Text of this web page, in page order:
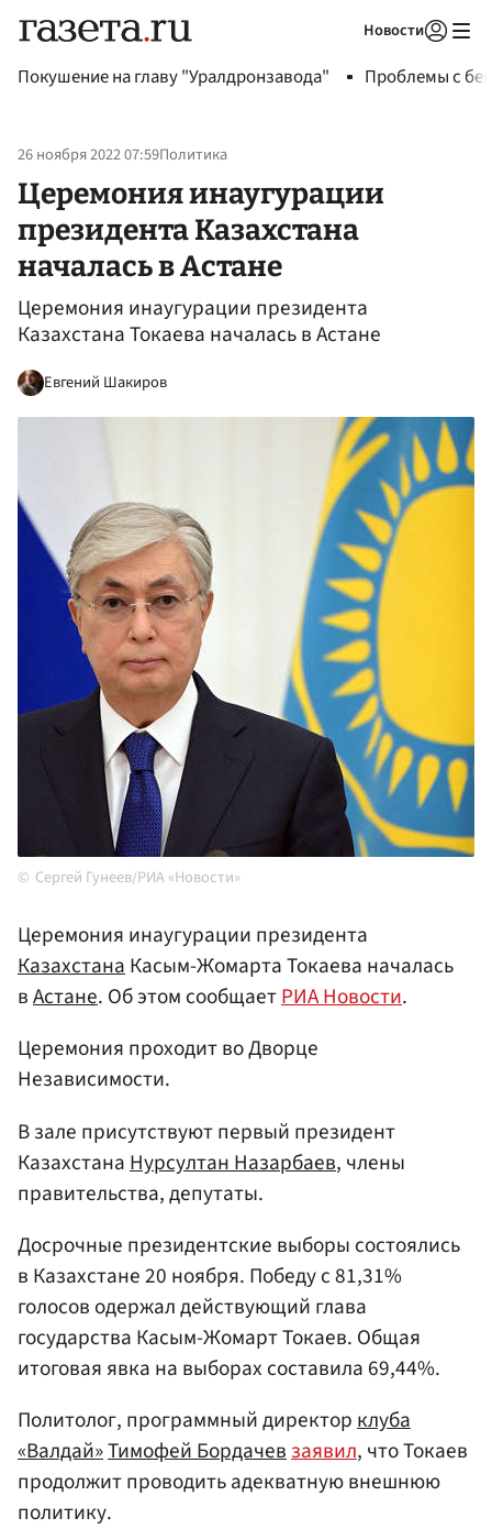
Новости
Покушение на главу "Уралдронзавода" Проблемы с
26 ноября 2022 07:59Политика
Церемония инаугурации
президента Казахстана
началась в Астане
Церемония инаугурации президента
Казахстана Токаева началась в Астане
Евгений Шакиров
Сергей Гунеев/РИА «Новости»
Церемония инаугурации президента
КазахстанаКасым-Жомарта Токаева началась
вАстане. Об этом сообщаетРИА Новости.
Церемония проходит во Дворце
Независимости.
В зале присутствуют первый президент
Казахстана Нурсултан Назарбаев, члены
правительства, депутаты.
Досрочные президентские выборы состоялись
в Казахстане 20 ноября. Победу с 81,31%
голосов одержал действующий глава
государства Касым-Жомарт Токаев. Общая
итоговая явка на выборах составила 69,44%.
Политолог, программный директорклуба
«Валдай»Тимофей Бордачевзаявил, что Токаев
продолжит проводить адекватную внешнюю
политику.